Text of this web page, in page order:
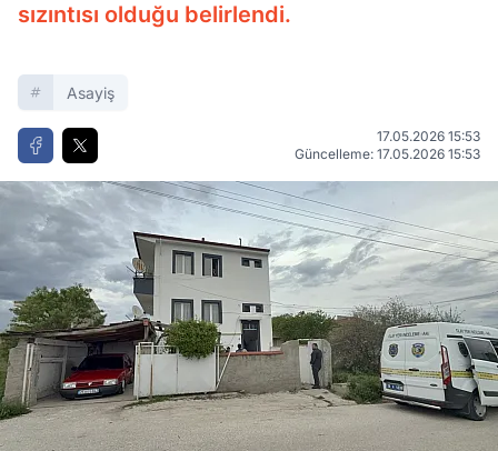
sızıntısı olduğu belirlendi.
Asayiş
17.05.2026 15:53
Güncelleme: 17.05.2026 15:53